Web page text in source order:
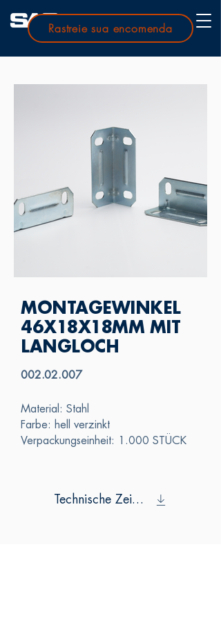
Rastreie sua encomenda
MONTAGEWINKEL
46X18X18MM MIT
LANGLOCH
002.02.007
Material: Stahl
Farbe: hell verzinkt
Verpackungseinheit: 1.000 STÜCK
Technische Zeichnung